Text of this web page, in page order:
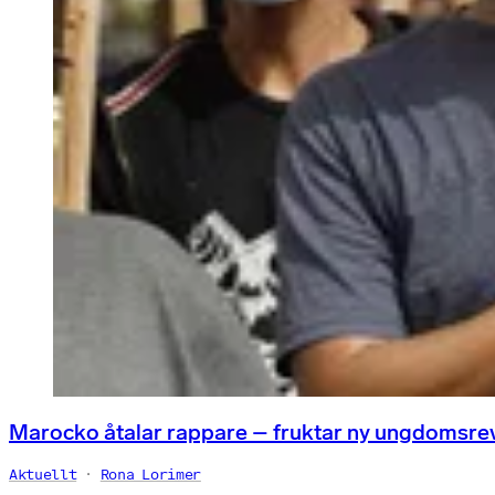
Marocko åtalar rappare – fruktar ny
Aktuellt Rona Lorimer